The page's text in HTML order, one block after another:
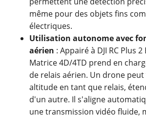
même pour des objets fins
électriques.
Utilisation autonome avec
aérien : Appairé à DJI RC Plus
Matrice 4D/4TD prend en
de relais aérien. Un drone
altitude en tant que relais,
d'un autre. Il s'aligne
une transmission vidéo fluide,